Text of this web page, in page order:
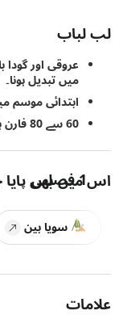
عروقی اور گودا
میں تبدیل ہونا۔
ابتدائی موسم میں
بھی پایا جا
فصلیں
سویا بین